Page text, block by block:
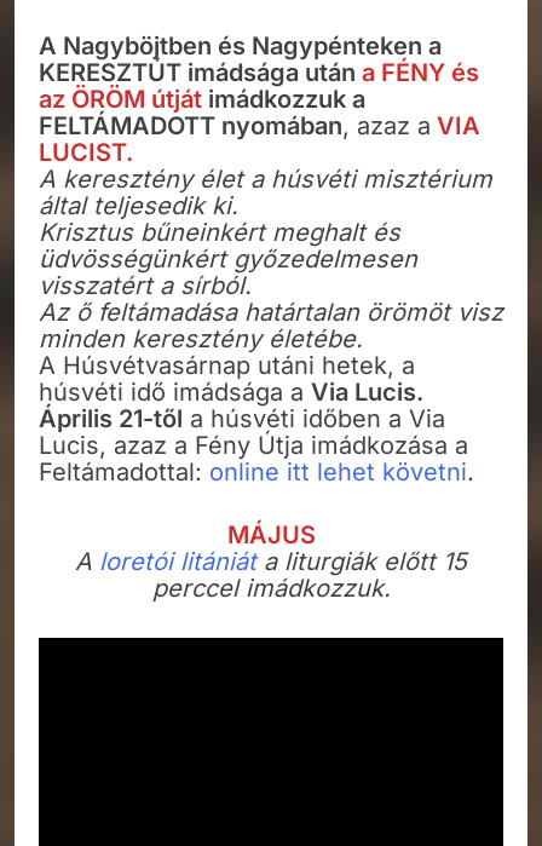
A Nagyböjtben és Nagypénteken a
KERESZTÚT imádsága után a FÉNY és
az ÖRÖM útját imádkozzuk a
FELTÁMADOTT nyomában, azaz a VIA
LUCIST.
A keresztény élet a húsvéti misztérium
által teljesedik ki.
Krisztus bűneinkért meghalt és
üdvösségünkért győzedelmesen
visszatért a sírból.
Az ő feltámadása határtalan örömöt visz
minden keresztény életébe.
A Húsvétvasárnap utáni hetek, a
húsvéti idő imádsága a Via Lucis.
Április 21-től a húsvéti időben a Via
Lucis, azaz a Fény Útja imádkozása a
Feltámadottal: online itt lehet követni.
MÁJUS
A loretói litániáta liturgiák előtt 15
perccel imádkozzuk.